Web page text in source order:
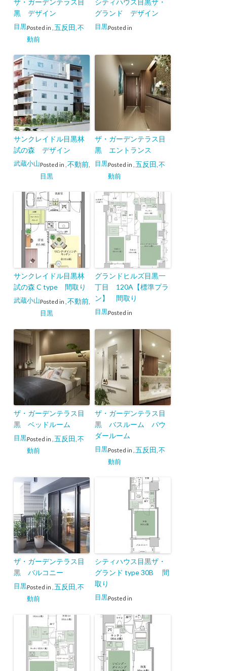
ザ・ガーデンテラス目
黒 デザイン
Posted in
目黒 五反田 不
動前
シティハウス目黒ザ・
グランド デザイン
Posted in
目黒
サンクレイドル目黒林
試の森 デザイン
Posted in
武蔵小山 不動前,
目黒
ザ・ガーデンテラス目
黒 エントランス
Posted in
目黒 五反田 不
動前
サンクレイドル目黒林
試の森 C type 間取り
Posted in
武蔵小山 不動前,
目黒
グランドヒルズ目黒一
丁目 120A【標準プラ
ン】 間取り
Posted in
目黒
ザ・ガーデンテラス目
黒 ベッドルーム
Posted in
目黒 五反田 不
動前
ザ・ガーデンテラス目
黒 バスルーム パウ
ダールーム
Posted in
目黒 五反田 不
動前
ザ・ガーデンテラス目
黒 バルコニー
Posted in
目黒 五反田 不
動前
シティハウス目黒ザ・
グランド type 30B 間
取り
Posted in
目黒